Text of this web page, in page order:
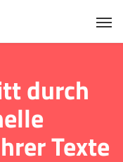
durch
Texte